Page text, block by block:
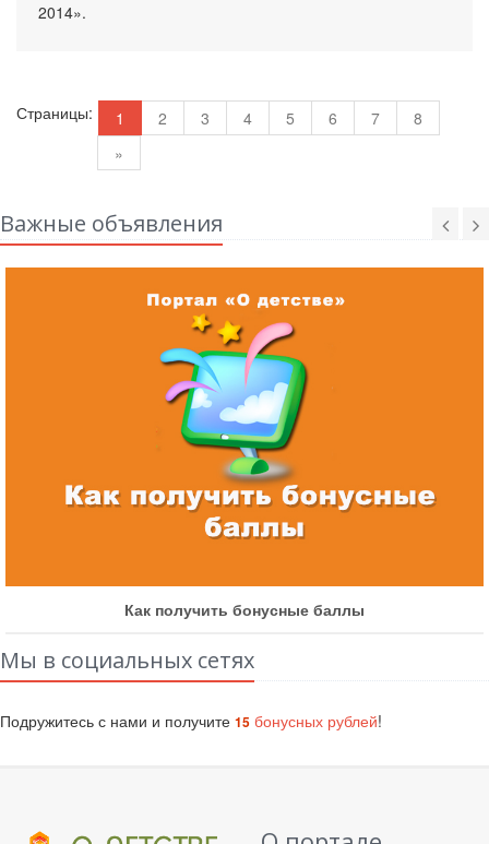
2014».
Страницы: 1 2 3 4 5 6 7
8
»
Важные объявления
Как получить бонусные баллы
Мы в социальных сетях
Подружитесь с нами и получите 15 бонусных рублей!